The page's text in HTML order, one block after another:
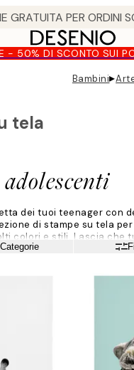
- 50% DI SCONTO SUI
Bambini▸
tela
dei tuoi teenager con
di stampe su tela
colori e stili. Lascia che
un mondo tutto suo,